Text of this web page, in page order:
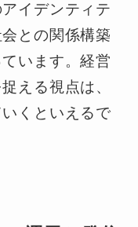
イデンティテ
との関係構築
います。経営
える視点は、
くといえるで